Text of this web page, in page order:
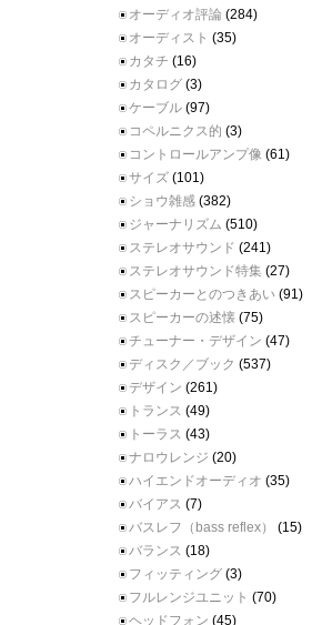
オーディオ評論 (284)
オーディスト (35)
カタチ (16)
カタログ (3)
ケーブル (97)
コペルニクス的 (3)
コントロールアンプ像 (61)
サイズ (101)
ショウ雑感 (382)
ジャーナリズム (510)
ステレオサウンド (241)
ステレオサウンド特集 (27)
スピーカーとのつきあい (91)
スピーカーの述懐 (75)
チューナー・デザイン (47)
ディスク／ブック (537)
デザイン (261)
トランス (49)
トーラス (43)
ナロウレンジ (20)
ハイエンドオーディオ (35)
バイアス (7)
バスレフ（bass reflex）
(15)
バランス (18)
フィッティング (3)
フルレンジユニット (70)
ヘッドフォン (45)